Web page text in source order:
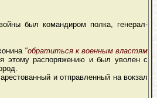
был командиром полка, генерал-
"обратиться к военным властям
этому распоряжению и был уволен с
и отправленный на вокзал